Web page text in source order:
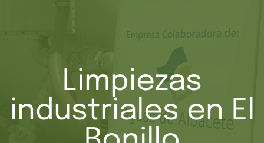
Limpiezas
industriales en El